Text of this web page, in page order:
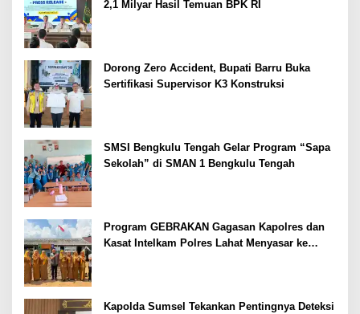
2,1 Milyar Hasil Temuan BPK RI
Dorong Zero Accident, Bupati Barru Buka
Sertifikasi Supervisor K3 Konstruksi
SMSI Bengkulu Tengah Gelar Program “Sapa
Sekolah” di SMAN 1 Bengkulu Tengah
Program GEBRAKAN Gagasan Kapolres dan
Kasat Intelkam Polres Lahat Menyasar ke
Kapolda Sumsel Tekankan Pentingnya Deteksi